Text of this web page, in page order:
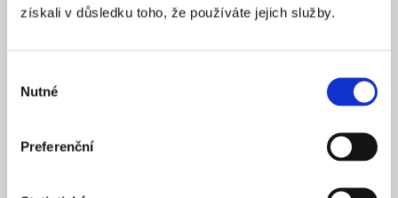
získali v důsledku toho, že používáte jejich služby.
souhlasu
Nutné
Preferenční